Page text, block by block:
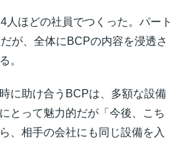
人ほどの社員でつくった。パート
が、全体にBCPの内容を浸透さ
る。
に助け合うBCPは、多額な設備
とって魅力的だが「今後、こち
、相手の会社にも同じ設備を入